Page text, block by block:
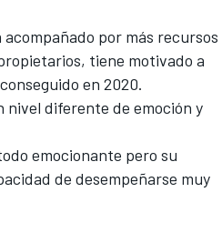
por más recursos
tiene motivado a
en 2020.
nivel diferente de emoción y
emocionante pero su
de desempeñarse muy